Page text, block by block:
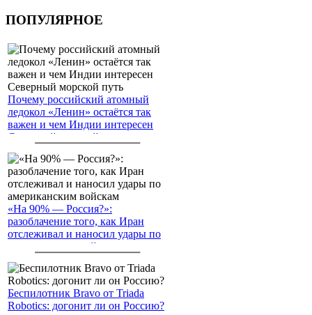
ПОПУЛЯРНОЕ
Почему российский атомный
ледокол «Ленин» остаётся так
важен и чем Индии интересен
Северный морской путь
«На 90% — Россия?»:
разоблачение того, как Иран
отслеживал и наносил удары по
американским войскам
Беспилотник Bravo от Triada
Robotics: догонит ли он Россию?